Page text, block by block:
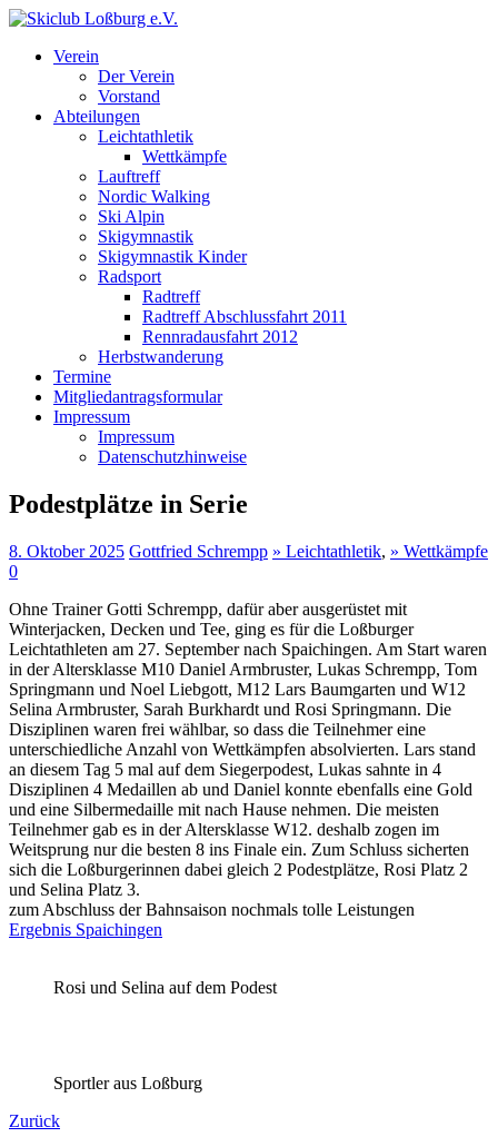
Verein
Der Verein
Vorstand
Abteilungen
Leichtathletik
Wettkämpfe
Lauftreff
Nordic Walking
Ski Alpin
Skigymnastik
Skigymnastik Kinder
Radsport
Radtreff
Radtreff Abschlussfahrt 2011
Rennradausfahrt 2012
Herbstwanderung
Termine
Mitgliedantragsformular
Impressum
Impressum
Datenschutzhinweise
Podestplätze in Serie
8. Oktober 2025 Gottfried Schrempp » Leichtathletik, » Wettkämpfe
0
Ohne Trainer Gotti Schrempp, dafür aber ausgerüstet mit
Winterjacken, Decken und Tee, ging es für die Loßburger
Leichtathleten am 27. September nach Spaichingen. Am Start waren
in der Altersklasse M10 Daniel Armbruster, Lukas Schrempp, Tom
Springmann und Noel Liebgott, M12 Lars Baumgarten und W12
Selina Armbruster, Sarah Burkhardt und Rosi Springmann. Die
Disziplinen waren frei wählbar, so dass die Teilnehmer eine
unterschiedliche Anzahl von Wettkämpfen absolvierten. Lars stand
an diesem Tag 5 mal auf dem Siegerpodest, Lukas sahnte in 4
Disziplinen 4 Medaillen ab und Daniel konnte ebenfalls eine Gold
und eine Silbermedaille mit nach Hause nehmen. Die meisten
Teilnehmer gab es in der Altersklasse W12. deshalb zogen im
Weitsprung nur die besten 8 ins Finale ein. Zum Schluss sicherten
sich die Loßburgerinnen dabei gleich 2 Podestplätze, Rosi Platz 2
und Selina Platz 3.
zum Abschluss der Bahnsaison nochmals tolle Leistungen
Ergebnis Spaichingen
Rosi und Selina auf dem Podest
Sportler aus Loßburg
Zurück